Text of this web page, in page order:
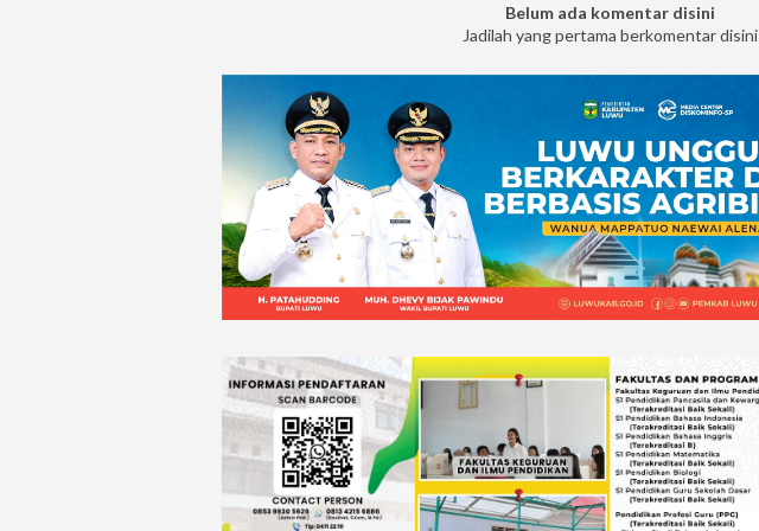
Belum ada komentar disini
Jadilah yang pertama berkomentar disini